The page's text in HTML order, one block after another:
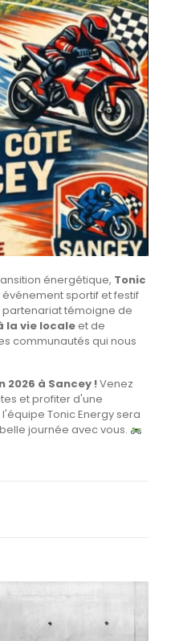
énergétique, Tonic
sportif et festif
témoigne de
la vie locale et de
communautés qui nous
2026 à Sancey !Venez
et profiter d'une
Tonic Energy sera
journée avec vous.